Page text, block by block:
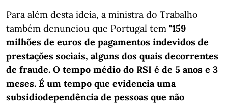
Para além desta ideia, a ministra do Trabalho
também denunciou que Portugal tem "159
milhões de euros de pagamentos indevidos de
prestações sociais, alguns dos quais decorrentes
de fraude. O tempo médio do RSI é de 5 anos e 3
meses. É um tempo que evidencia uma
subsidiodependência de pessoas que não